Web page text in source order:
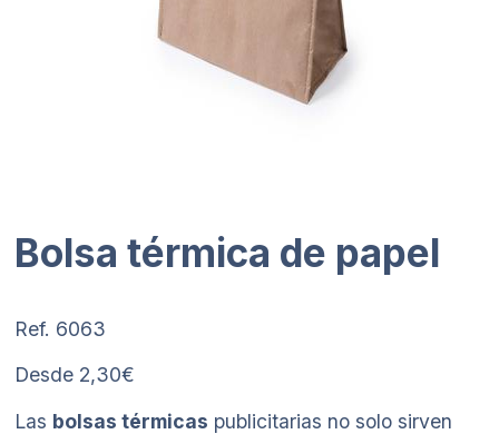
Bolsa térmica de papel
Ref. 6063
Desde 2,30€
Las bolsas térmicas publicitarias no solo sirven